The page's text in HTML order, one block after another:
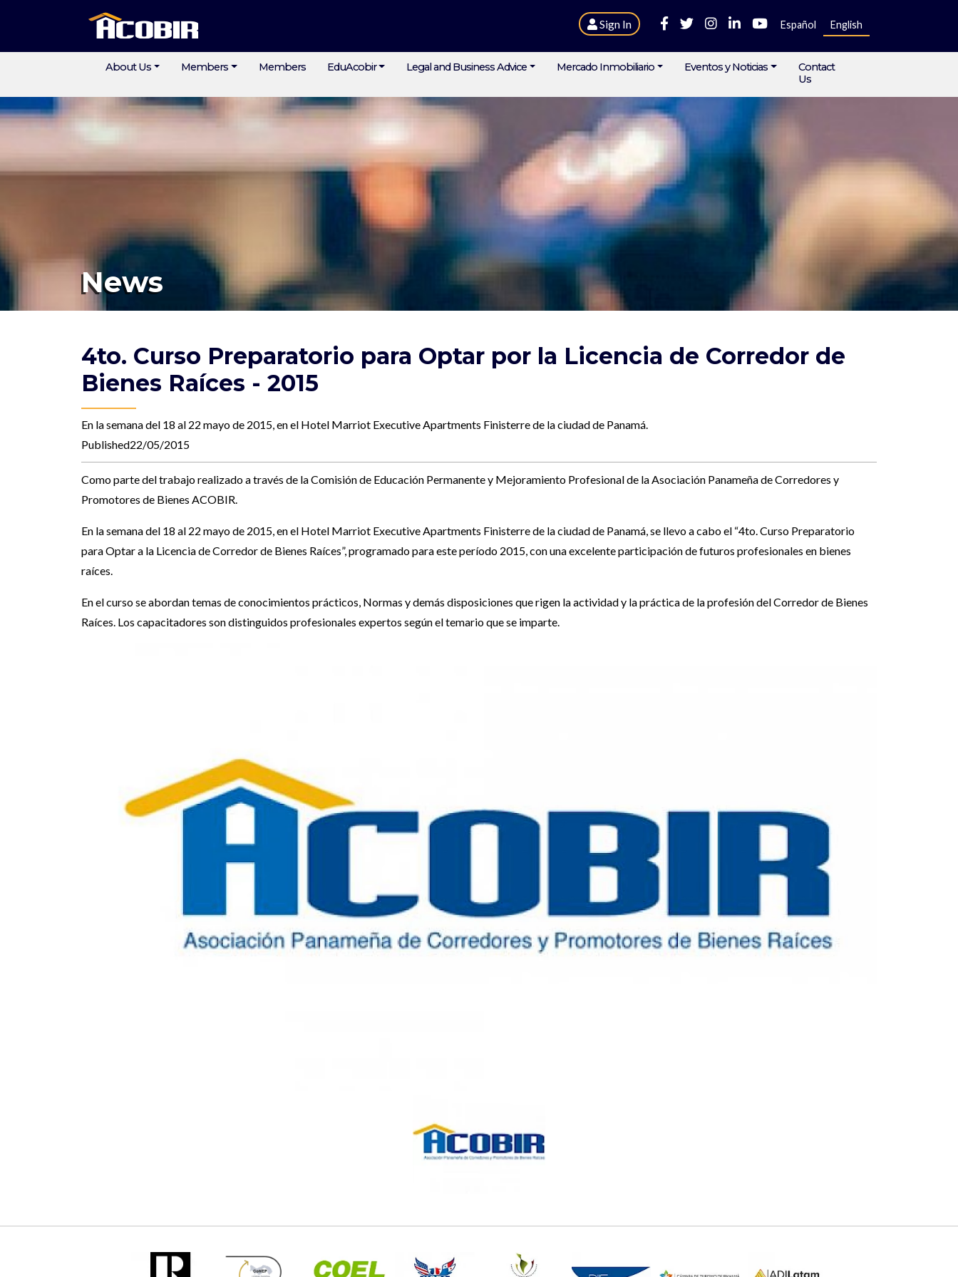
Sign In Español English
About Us Members Members EduAcobir Legal and Business Advice Mercado Inmobiliario Eventos y Noticias
Contact
Us
News
4to. Curso Preparatorio para Optar por la Licencia de Corredor de
Bienes Raíces - 2015
En la semana del 18 al 22 mayo de 2015, en el Hotel Marriot Executive Apartments Finisterre de la ciudad de Panamá.
Published22/05/2015
Como parte del trabajo realizado a través de la Comisión de Educación Permanente y Mejoramiento Profesional de la Asociación Panameña de Corredores y
Promotores de Bienes ACOBIR.
En la semana del 18 al 22 mayo de 2015, en el Hotel Marriot Executive Apartments Finisterre de la ciudad de Panamá, se llevo a cabo el “4to. Curso Preparatorio
para Optar a la Licencia de Corredor de Bienes Raíces”, programado para este período 2015, con una excelente participación de futuros profesionales en bienes
raíces.
En el curso se abordan temas de conocimientos prácticos, Normas y demás disposiciones que rigen la actividad y la práctica de la profesión del Corredor de Bienes
Raíces. Los capacitadores son distinguidos profesionales expertos según el temario que se imparte.